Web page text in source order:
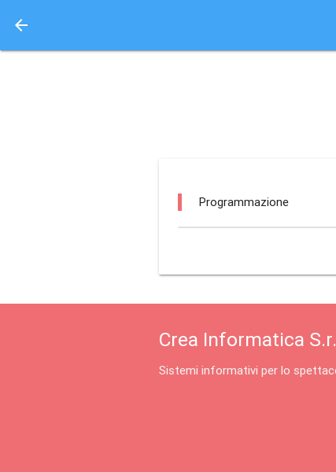
arrow_back
Programmazione
Crea Informatica
Sistemi informativi per lo